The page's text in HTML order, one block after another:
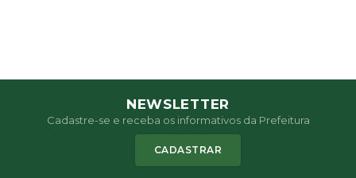
NEWSLETTER
Cadastre-se e receba os informativos da Prefeitura
CADASTRAR